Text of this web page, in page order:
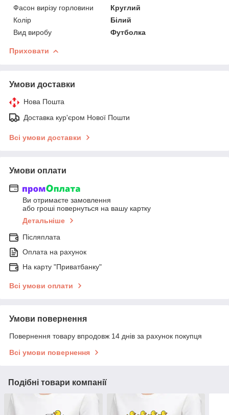
Фасон вирізу горловини
Круглий
Колір
Білий
Вид виробу
Футболка
Приховати
Умови доставки
Нова Пошта
Доставка кур'єром Нової Пошти
Всі умови доставки
Умови оплати
Ви отримаєте замовлення
або гроші повернуться на вашу картку
Детальніше
Післяплата
Оплата на рахунок
На карту "Приватбанку"
Всі умови оплати
Умови повернення
Повернення товару впродовж 14 днів за рахунок покупця
Всі умови повернення
Подібні товари компанії